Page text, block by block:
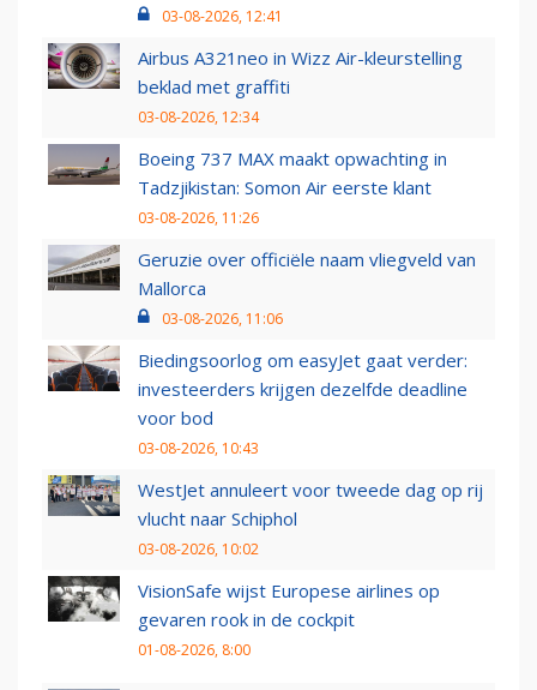
03-08-2026, 12:41
Airbus A321neo in Wizz Air-kleurstelling
beklad met graffiti
03-08-2026, 12:34
Boeing 737 MAX maakt opwachting in
Tadzjikistan: Somon Air eerste klant
03-08-2026, 11:26
Geruzie over officiële naam vliegveld van
Mallorca
03-08-2026, 11:06
Biedingsoorlog om easyJet gaat verder:
investeerders krijgen dezelfde deadline
voor bod
03-08-2026, 10:43
WestJet annuleert voor tweede dag op rij
vlucht naar Schiphol
03-08-2026, 10:02
VisionSafe wijst Europese airlines op
gevaren rook in de cockpit
01-08-2026, 8:00